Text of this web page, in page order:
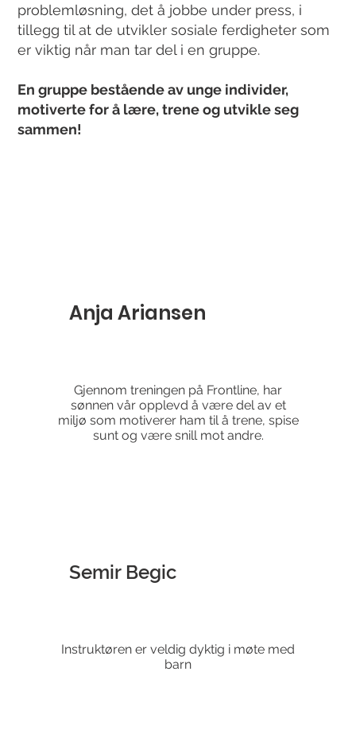
Anja Ariansen
Gjennom treningen på Frontline, har
sønnen vår opplevd å være del av et
miljø som motiverer ham til å trene, spise
sunt og være snill mot andre.
Semir Begic
Instruktøren er veldig dyktig i møte med
barn
problemløsning, det å jobbe under press, i
tillegg til at de utvikler sosiale ferdigheter som
er viktig når man tar del i en gruppe.
En gruppe bestående av unge individer,
motiverte for å lære, trene og utvikle seg
sammen!